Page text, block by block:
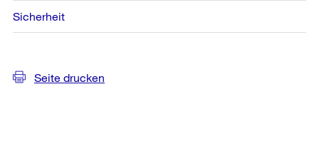
Sicherheit
Seite drucken